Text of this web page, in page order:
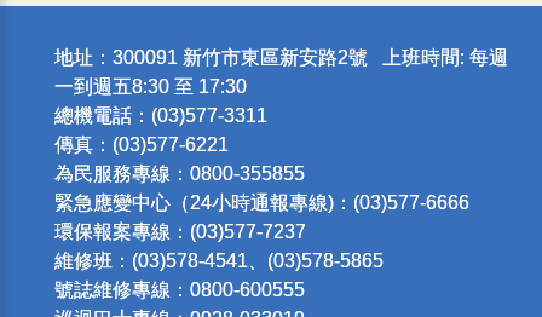
地址：300091 新竹市東區新安路2號 上班時間: 每週
一到週五8:30 至 17:30
總機電話：(03)577-3311
傳真：(03)577-6221
為民服務專線：0800-355855
緊急應變中心（24小時通報專線)：(03)577-6666
環保報案專線：(03)577-7237
維修班：(03)578-4541、(03)578-5865
號誌維修專線：0800-600555